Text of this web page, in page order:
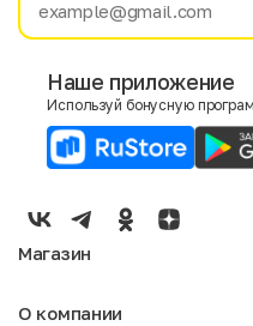
Имя
E-mail
Мужской
Женский
Наше приложение
Используй бонусную
Магазин
Мужское
О компании